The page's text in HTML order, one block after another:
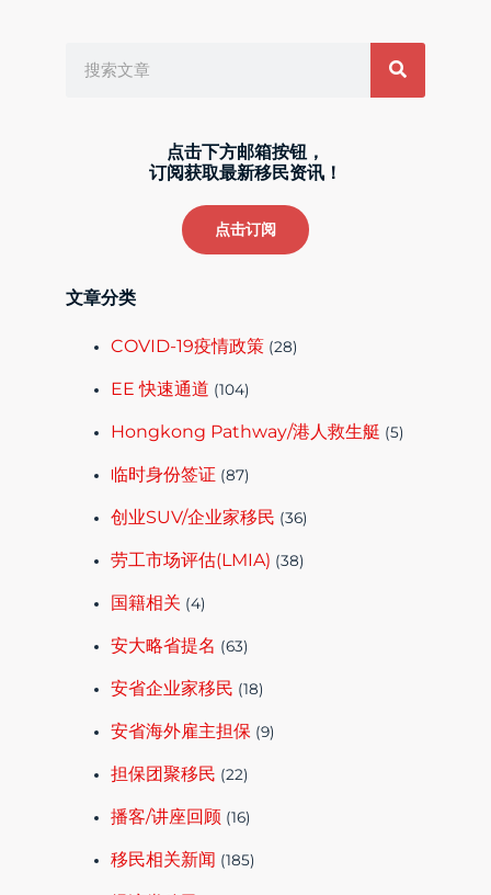
点击下方邮箱按钮，
订阅获取最新移民资讯！
点击订阅
文章分类
COVID-19疫情政策 (28)
EE 快速通道 (104)
Hongkong Pathway/港人救生艇 (5)
临时身份签证 (87)
创业SUV/企业家移民 (36)
劳工市场评估(LMIA) (38)
国籍相关 (4)
安大略省提名 (63)
安省企业家移民 (18)
安省海外雇主担保 (9)
担保团聚移民 (22)
播客/讲座回顾 (16)
移民相关新闻 (185)